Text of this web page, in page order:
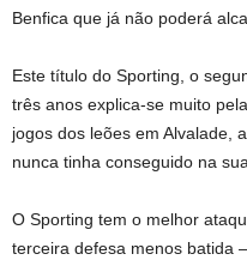
Benfica que já não poderá
Este título do Sporting, o
três anos explica-se muito
jogos dos leões em Alvalade,
nunca tinha conseguido na
O Sporting tem o melhor
terceira defesa menos batida